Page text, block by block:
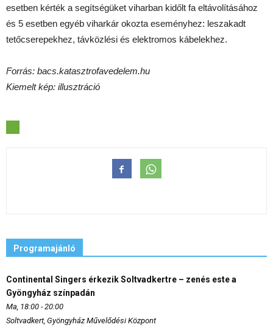
esetben kérték a segítségüket viharban kidőlt fa eltávolításához
és 5 esetben egyéb viharkár okozta eseményhez: leszakadt
tetőcserepekhez, távközlési és elektromos kábelekhez.
Forrás: bacs.katasztrofavedelem.hu
Kiemelt kép: illusztráció
Programajánló
Continental Singers érkezik Soltvadkertre – zenés este a
Gyöngyház színpadán
Ma, 18:00 - 20:00
Soltvadkert, Gyöngyház Művelődési Központ